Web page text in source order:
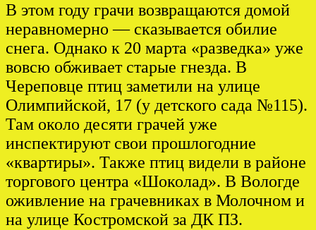
В этом году грачи возвращаются домой
неравномерно — сказывается обилие
снега. Однако к 20 марта «разведка» уже
вовсю обживает старые гнезда. В
Череповце птиц заметили на улице
Олимпийской, 17 (у детского сада №115).
Там около десяти грачей уже
инспектируют свои прошлогодние
«квартиры». Также птиц видели в районе
торгового центра «Шоколад». В Вологде
оживление на грачевниках в Молочном и
на улице Костромской за ДК ПЗ.